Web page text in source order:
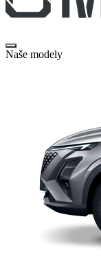
Naše modely